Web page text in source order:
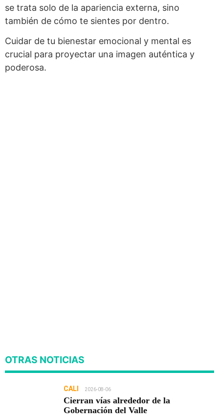
se trata solo de la apariencia externa, sino
también de cómo te sientes por dentro.
Cuidar de tu bienestar emocional y mental es
crucial para proyectar una imagen auténtica y
poderosa.
OTRAS NOTICIAS
CALI 2026-08-06
Cierran vías alrededor de la
Gobernación del Valle